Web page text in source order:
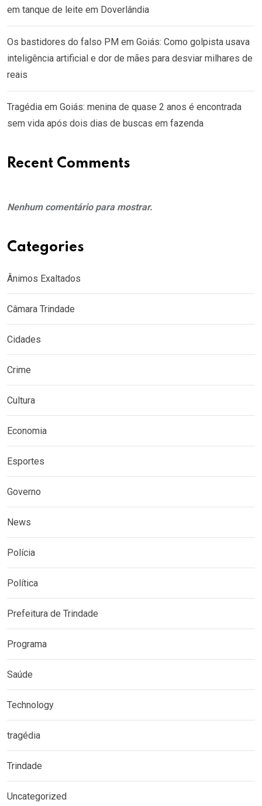
em tanque de leite em Doverlândia
Os bastidores do falso PM em Goiás: Como golpista usava
inteligência artificial e dor de mães para desviar milhares de
reais
Tragédia em Goiás: menina de quase 2 anos é encontrada
sem vida após dois dias de buscas em fazenda
Recent Comments
Nenhum comentário para mostrar.
Categories
Ânimos Exaltados
Câmara Trindade
Cidades
Crime
Cultura
Economia
Esportes
Governo
News
Polícia
Política
Prefeitura de Trindade
Programa
Saúde
Technology
tragédia
Trindade
Uncategorized